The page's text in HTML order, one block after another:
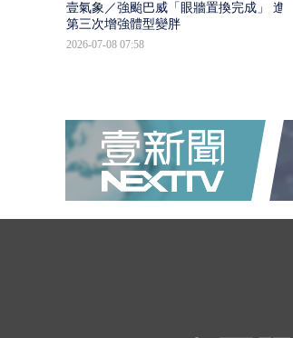
壹氣象／強颱巴威「眼牆置換完成」 進入
第三次增強體型變胖
2026-07-08 07:58